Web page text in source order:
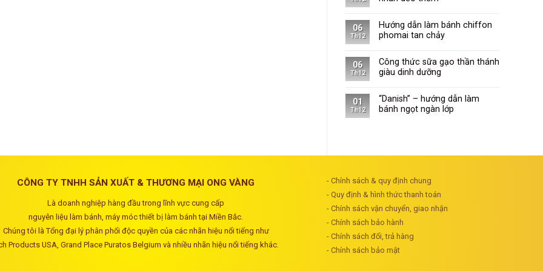
06
Th12
Hướng dẫn làm bánh chiffon
phomai tan chảy
06
Th12
Công thức sữa gạo thần thánh
giàu dinh dưỡng
01
Th12
“Danish” – hướng dẫn làm
bánh ngọt ngàn lớp
CÔNG TY TNHH SẢN XUẤT & THƯƠNG MẠI ONG VÀNG
Là doanh nghiệp hàng đầu trong lĩnh vực cung cấp
nguyên liệu làm bánh, máy móc thiết bị làm bánh tại Miền Bắc.
Chúng tôi là Tổng đại lý phân phối độc quyền của các nhãn hiệu nổi tiếng như
Products USA, Grand Place Puratos Belgium và nhiều nhãn hiệu nổi tiếng khác.
- Chính sách & quy định chung
- Quy định & hình thức thanh toán
- Chính sách vận chuyển, giao nhận
- Chính sách bảo hành
- Chính sách đổi, trả hàng
- Chính sách bảo mật